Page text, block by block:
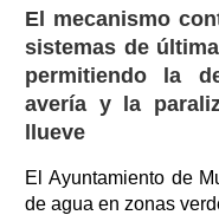
El mecanismo
sistemas de
permitiendo la
avería y la
llueve
El Ayuntamiento de
de agua en zonas